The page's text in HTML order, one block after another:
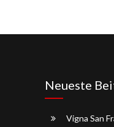
Neueste
Vigna San